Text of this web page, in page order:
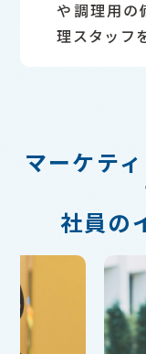
や調理用の
理スタッフ
マーケテ
社員の